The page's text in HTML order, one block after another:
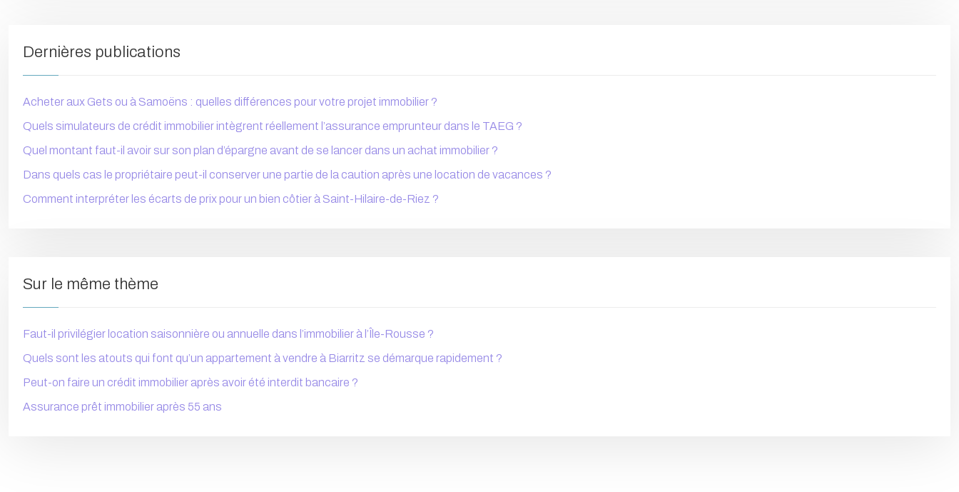
Dernières publications
Acheter aux Gets ou à Samoëns : quelles différences pour votre projet immobilier ?
Quels simulateurs de crédit immobilier intègrent réellement l’assurance emprunteur dans le TAEG ?
Quel montant faut-il avoir sur son plan d’épargne avant de se lancer dans un achat immobilier ?
Dans quels cas le propriétaire peut-il conserver une partie de la caution après une location de vacances ?
Comment interpréter les écarts de prix pour un bien côtier à Saint-Hilaire-de-Riez ?
Sur le même thème
Faut-il privilégier location saisonnière ou annuelle dans l’immobilier à l’Île-Rousse ?
Quels sont les atouts qui font qu’un appartement à vendre à Biarritz se démarque rapidement ?
Peut-on faire un crédit immobilier après avoir été interdit bancaire ?
Assurance prêt immobilier après 55 ans